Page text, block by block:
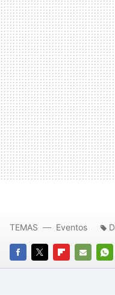
FACEBOOK
TWITTERFLIPBOARD
E-
TEMAS Eventos